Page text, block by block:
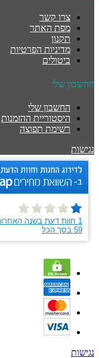
צרו קשר
מפת האתר
תקנון
מדיניות הפרטיות
ביטולים
החשבון שלי
החשבון שלי
היסטוריית ההזמנות
רשימת תפוצה
נגישות
נגישות